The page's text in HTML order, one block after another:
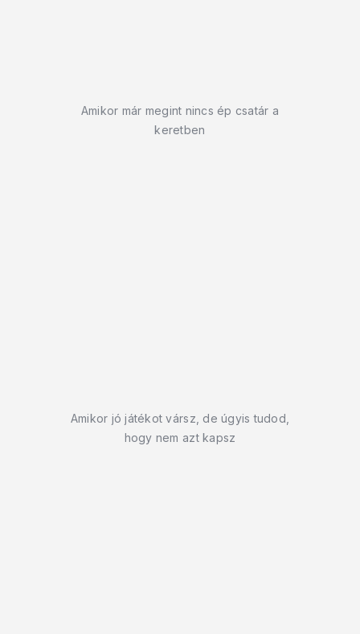
Amikor már megint nincs ép csatár a
keretben
Amikor jó játékot vársz, de úgyis tudod,
hogy nem azt kapsz